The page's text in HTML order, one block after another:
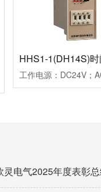
灵电气2025年度表彰